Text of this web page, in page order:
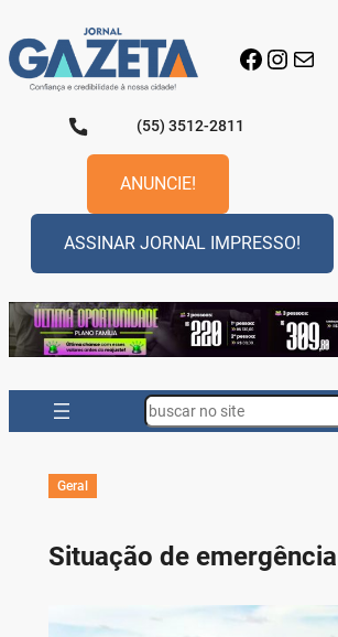
para
o
conteúdo
Facebook
E-mail
(55) 3512-2811
ANUNCIE!
ASSINAR JORNAL IMPRESSO!
Search
Geral
Situação de emergência